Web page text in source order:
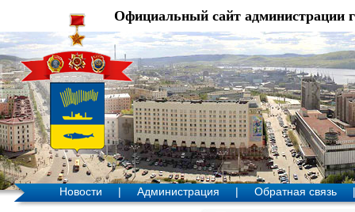
Официальный сайт администрации
Новости | Администрация | Обратная связь |